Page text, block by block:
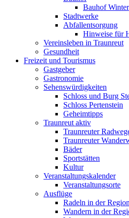
Bauhof Winter
Stadtwerke
Abfallentsorgung
Hinweise für
Vereinsleben in Traunreut
Gesundheit
Freizeit und Tourismus
Gastgeber
Gastronomie
Sehenswürdigkeiten
Schloss und Burg
Schloss Pertenstein
Geheimtipps
Traunreut aktiv
Traunreuter
Traunreuter
Bäder
Sportstätten
Kultur
Veranstaltungskalender
Veranstaltungsorte
Ausflüge
Radeln in der Region
Wandern in der